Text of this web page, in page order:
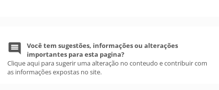
Você tem sugestões, informações ou alterações
importantes para esta pagina?
Clique aqui para sugerir uma alteração no conteudo e contribuir com
as informações expostas no site.